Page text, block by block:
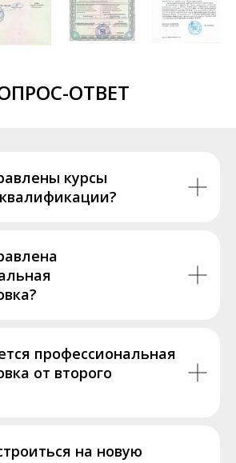
ОТВЕТ
курсы
профессиональная
от второго
на новую